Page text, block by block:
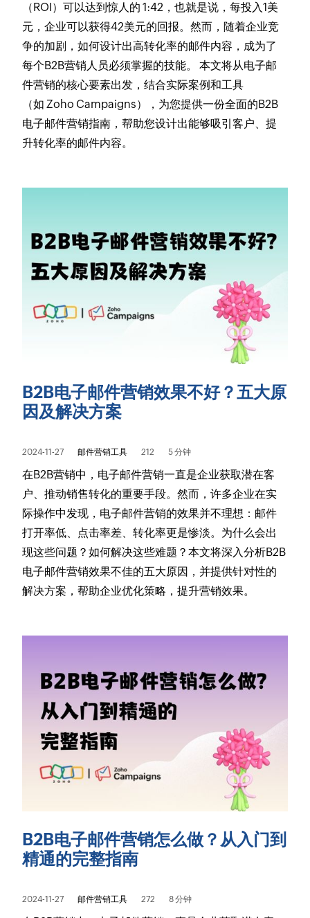
（ROI）可以达到惊人的 1:42，也就是说，每投入1美
元，企业可以获得42美元的回报。然而，随着企业竞
争的加剧，如何设计出高转化率的邮件内容，成为了
每个B2B营销人员必须掌握的技能。 本文将从电子邮
件营销的核心要素出发，结合实际案例和工具
（如 Zoho Campaigns），为您提供一份全面的B2B
电子邮件营销指南，帮助您设计出能够吸引客户、提
升转化率的邮件内容。
B2B电子邮件营销效果不好？五大原
因及解决方案
2024-11-27 邮件营销工具 212 5 分钟
在B2B营销中，电子邮件营销一直是企业获取潜在客
户、推动销售转化的重要手段。然而，许多企业在实
际操作中发现，电子邮件营销的效果并不理想：邮件
打开率低、点击率差、转化率更是惨淡。为什么会出
现这些问题？如何解决这些难题？本文将深入分析B2B
电子邮件营销效果不佳的五大原因，并提供针对性的
解决方案，帮助企业优化策略，提升营销效果。
B2B电子邮件营销怎么做？从入门到
精通的完整指南
2024-11-27 邮件营销工具 272 8 分钟